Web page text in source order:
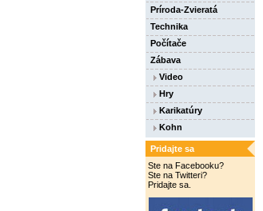
Príroda-Zvieratá
Technika
Počítače
Zábava
Video
Hry
Karikatúry
Kohn
Pridajte sa
Ste na Facebooku?
Ste na Twitteri?
Pridajte sa.